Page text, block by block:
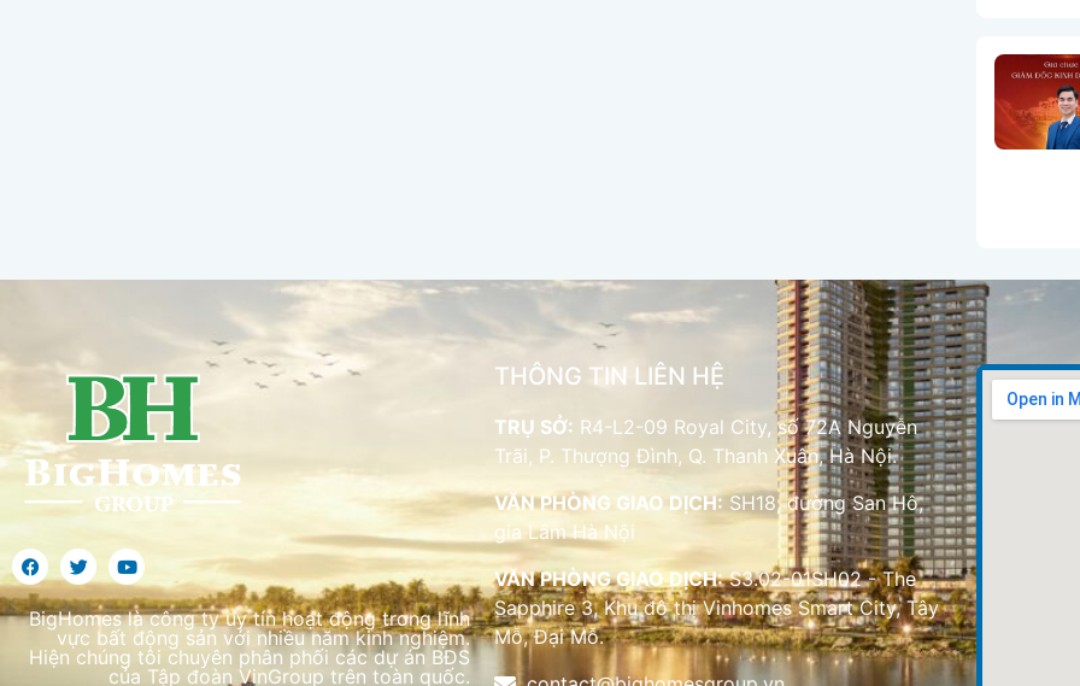
BigHomes là công ty uy tín hoạt động trong lĩnh
vực bất động sản với nhiều năm kinh nghiệm.
Hiện chúng tôi chuyên phân phối các dự án BĐS
của Tập đoàn VinGroup trên toàn quốc.
THÔNG TIN LIÊN HỆ
TRỤ SỞ: R4-L2-09 Royal City, số 72A Nguyễn
Trãi, P. Thượng Đình, Q. Thanh Xuân, Hà Nội.
VĂN PHÒNG GIAO DỊCH: SH18, đường San Hô,
gia Lâm Hà Nội
VĂN PHÒNG GIAO DỊCH:S3.02-01SH02 - The
Sapphire 3, Khu đô thị Vinhomes Smart City, Tây
Mỗ, Đại Mỗ.